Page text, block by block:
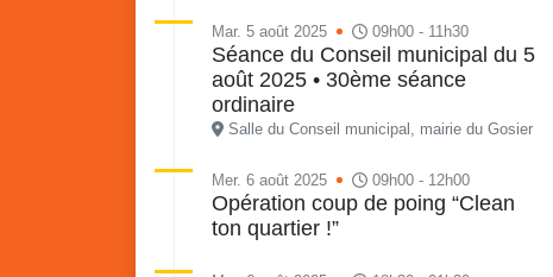
Mar. 5 août 2025 09h00 - 11h30
Séance du Conseil municipal du 5
août 2025 • 30ème séance
ordinaire
Salle du Conseil municipal, mairie du Gosier
Mer. 6 août 2025 09h00 - 12h00
Opération coup de poing “Clean
ton quartier !”
Retour en images sur
Vakans O Gozyé animations
du samedi 18 juillet : Partir
quartier n°3, Gosier beach
summer volley
23 juillet
mon